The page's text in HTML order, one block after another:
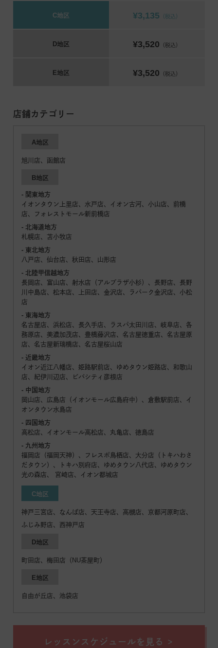
C地区 ¥3,135 （税込）
D地区 ¥3,520 （税込）
E地区 ¥3,520 （税込）
店舗カテゴリー
A地区
旭川店、函館店
B地区
- 関東地方
イオンタウン上里店、水戸店、イオン古河、小山店、前橋
店、フォレストモール新前橋店
- 北海道地方
札幌店、苫小牧店
- 東北地方
八戸店、仙台店、秋田店、山形店
- 北陸甲信越地方
長岡店、富山店、射水店（アルプラザ小杉）、長野店、長野
川中島店、松本店、上田店、金沢店、ラパーク金沢店、小松
店
- 東海地方
名古屋店、浜松店、長久手店、ラスパ太田川店、岐阜店、各
務原店、美濃加茂店、豊橋藤沢店、名古屋徳重店、名古屋原
店、名古屋新瑞橋店、名古屋桜山店
- 近畿地方
イオン近江八幡店、姫路駅前店、ゆめタウン姫路店、和歌山
店、紀伊川辺店、ビバシティ彦根店
- 中国地方
岡山店、広島店（イオンモール広島府中）、倉敷駅前店、イ
オンタウン水島店
- 四国地方
高松店、イオンモール高松店、丸亀店、徳島店
- 九州地方
福岡店（福岡天神）、フレスポ鳥栖店、大分店（トキハわさ
だタウン）、トキハ別府店、ゆめタウン八代店、ゆめタウン
光の森店、 宮崎店、イオン都城店
C地区
神戸三宮店、なんば店、天王寺店、高槻店、京都河原町店、
ふじみ野店、西神戸店
D地区
町田店、梅田店（NU茶屋町）
E地区
自由が丘店、池袋店
レッスンスケジュールを見る